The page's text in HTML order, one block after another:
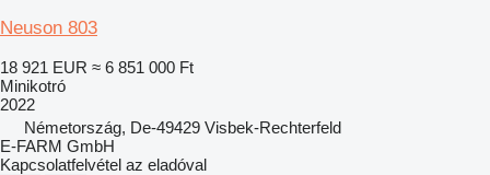
Neuson 803
18 921 EUR ≈ 6 851 000 Ft
Minikotró
2022
Németország, De-49429 Visbek-Rechterfeld
E-FARM GmbH
Kapcsolatfelvétel az eladóval